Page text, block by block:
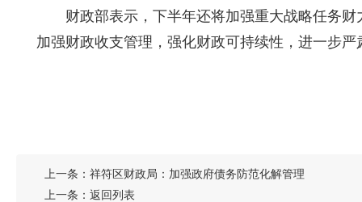
财政部表示，下半年还将加强重大战略任务
加强财政收支管理，强化财政可持续性，进一步严
上一条： 祥符区财政局：加强政府债务防范化解管理
上一条： 返回列表